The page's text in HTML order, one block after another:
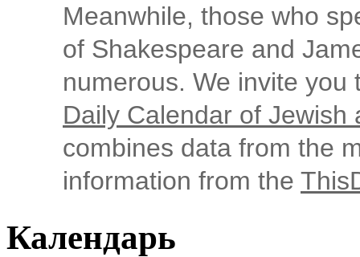
Meanwhile, those who
of Shakespeare and
numerous. We invite
Daily Calendar of Jewish
combines data from the
information from the
Календарь